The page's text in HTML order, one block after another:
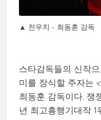
▲ 전우치 - 최동훈 감독
스타감독들의 신작
미를 장식할 주자는
최동훈 감독이다. 쟁
년 최고흥행기대작